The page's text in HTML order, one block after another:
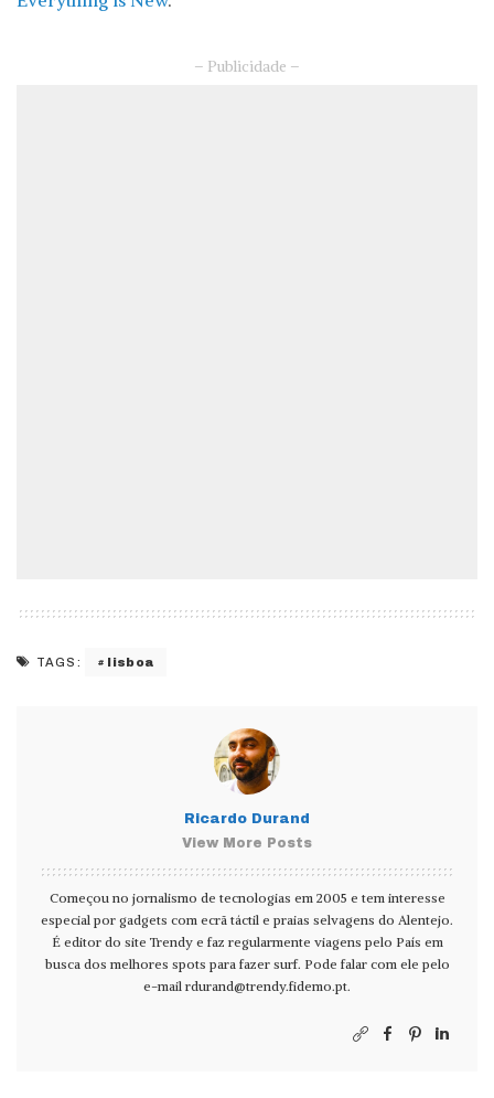
– Publicidade –
TAGS: lisboa
Ricardo Durand
View More Posts
Começou no jornalismo de tecnologias em 2005 e tem interesse
especial por gadgets com ecrã táctil e praias selvagens do Alentejo.
É editor do site Trendy e faz regularmente viagens pelo País em
busca dos melhores spots para fazer surf. Pode falar com ele pelo
e-mail rdurand@trendy.fidemo.pt.